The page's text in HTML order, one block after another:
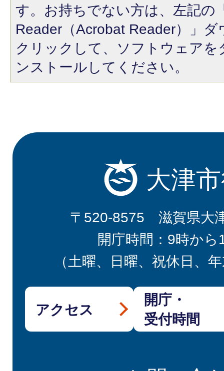
す。お持ちでない方は、左記の
Reader（Acrobat Reader）」
クリックして、ソフトウェア
ンストールしてください。
大津
〒520-8575 滋賀県大
開庁時間：9時から
（土曜、日曜、祝休日、
アクセス
開庁・
受付時間